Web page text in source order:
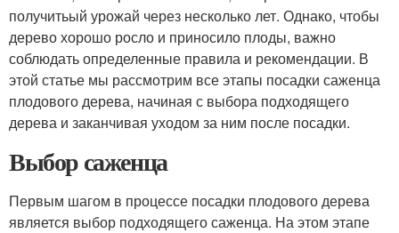
получитьый урожай через несколько лет. Однако, чтобы
дерево хорошо росло и приносило плоды, важно
соблюдать определенные правила и рекомендации. В
этой статье мы рассмотрим все этапы посадки саженца
плодового дерева, начиная с выбора подходящего
дерева и заканчивая уходом за ним после посадки.
Выбор саженца
Первым шагом в процессе посадки плодового дерева
является выбор подходящего саженца. На этом этапе